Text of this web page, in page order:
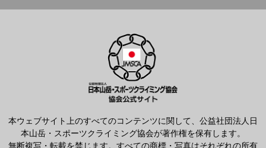
本ウェブサイト上のすべてのコンテンツに関して、公益社団法人日
本山岳・スポーツクライミング協会が著作権を保有します。
無断複写・転載を禁じます。すべての商標・写真はそれぞれの所有